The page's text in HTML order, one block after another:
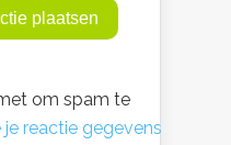
om spam te
je reactie gegevens